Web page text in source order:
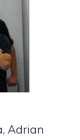
Adrian